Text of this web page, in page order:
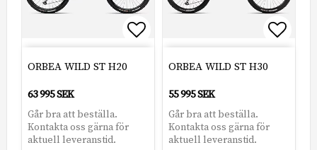
Lägg till i favoritlistan
ORBEA WILD ST H20
63 995 SEK
Går bra att beställa.
Kontakta oss gärna för
aktuell leveranstid.
ORBEA WILD ST H30
55 995 SEK
Går bra att beställa.
Kontakta oss gärna för
aktuell leveranstid.